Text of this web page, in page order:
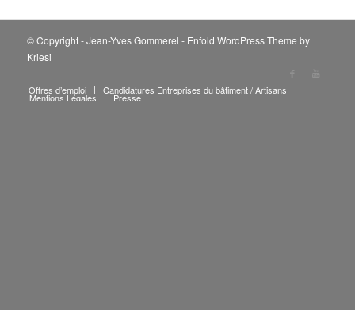
© Copyright - Jean-Yves Gommerel - Enfold WordPress Theme by
Kriesi
Offres d’emploi Candidatures Entreprises du bâtiment / Artisans
Mentions Légales Presse